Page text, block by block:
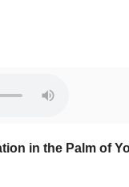
in the Palm of